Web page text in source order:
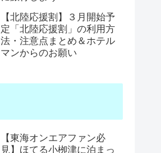
【北陸応援割】３月開始予
定「北陸応援割」の利用方
法・注意点まとめ＆ホテル
マンからのお願い
【東海オンエアファン必
見】ほてる小栁津に泊まっ